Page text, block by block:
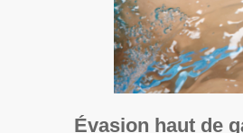
Évasion haut de